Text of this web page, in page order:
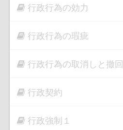
行政行為の効力
行政行為の瑕疵
行政行為の取消しと撤回
行政契約
行政強制１